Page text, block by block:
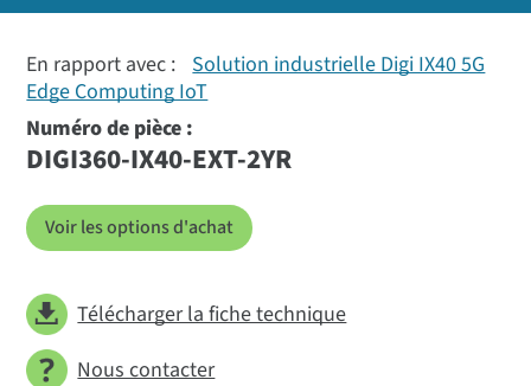
En rapport avec : Solution industrielle Digi IX40 5G
Edge Computing IoT
Numéro de pièce :
DIGI360-IX40-EXT-2YR
Voir les options d'achat
Télécharger la fiche technique
Nous contacter